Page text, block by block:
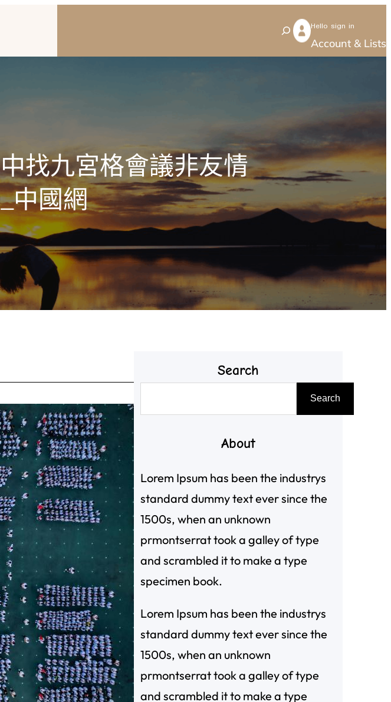
S
e
Hello sign in
Account & Lists
找九宮格會議非友情
中國網
Search
尋
Search
About
Lorem Ipsum has been the industrys
standard dummy text ever since the
1500s, when an unknown
prmontserrat took a galley of type
and scrambled it to make a type
specimen book.
Lorem Ipsum has been the industrys
standard dummy text ever since the
1500s, when an unknown
prmontserrat took a galley of type
and scrambled it to make a type